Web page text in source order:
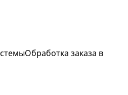
Обработка заказа в